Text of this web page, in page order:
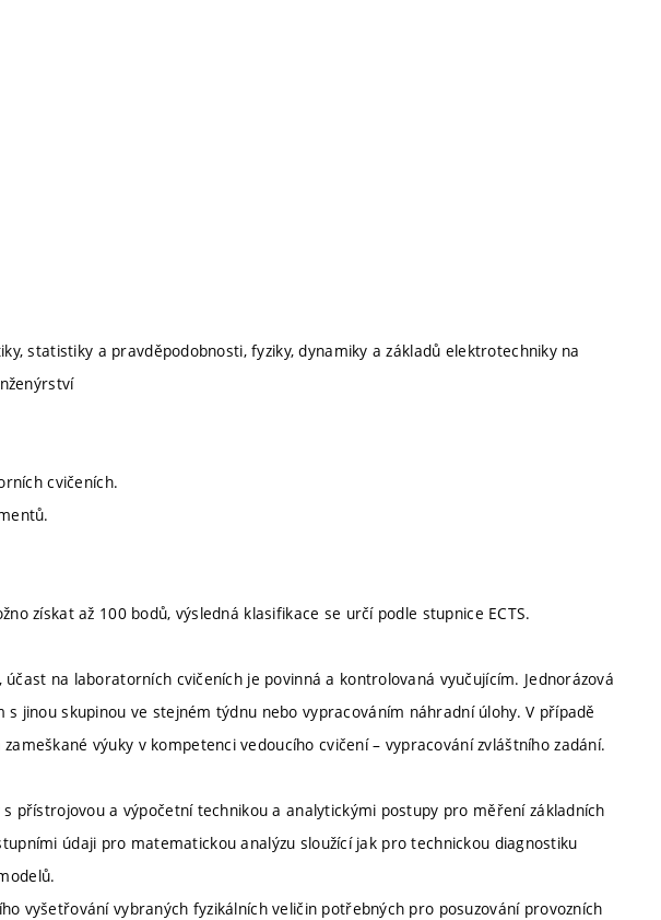
statistiky a pravděpodobnosti, fyziky, dynamiky a základů elektrotechniky na
cvičeních.
získat až 100 bodů, výsledná klasifikace se určí podle stupnice ECTS.
na laboratorních cvičeních je povinná a kontrolovaná vyučujícím. Jednorázová
jinou skupinou ve stejném týdnu nebo vypracováním náhradní úlohy. V případě
výuky v kompetenci vedoucího cvičení – vypracování zvláštního zadání.
přístrojovou a výpočetní technikou a analytickými postupy pro měření základních
údaji pro matematickou analýzu sloužící jak pro technickou diagnostiku
vyšetřování vybraných fyzikálních veličin potřebných pro posuzování provozních